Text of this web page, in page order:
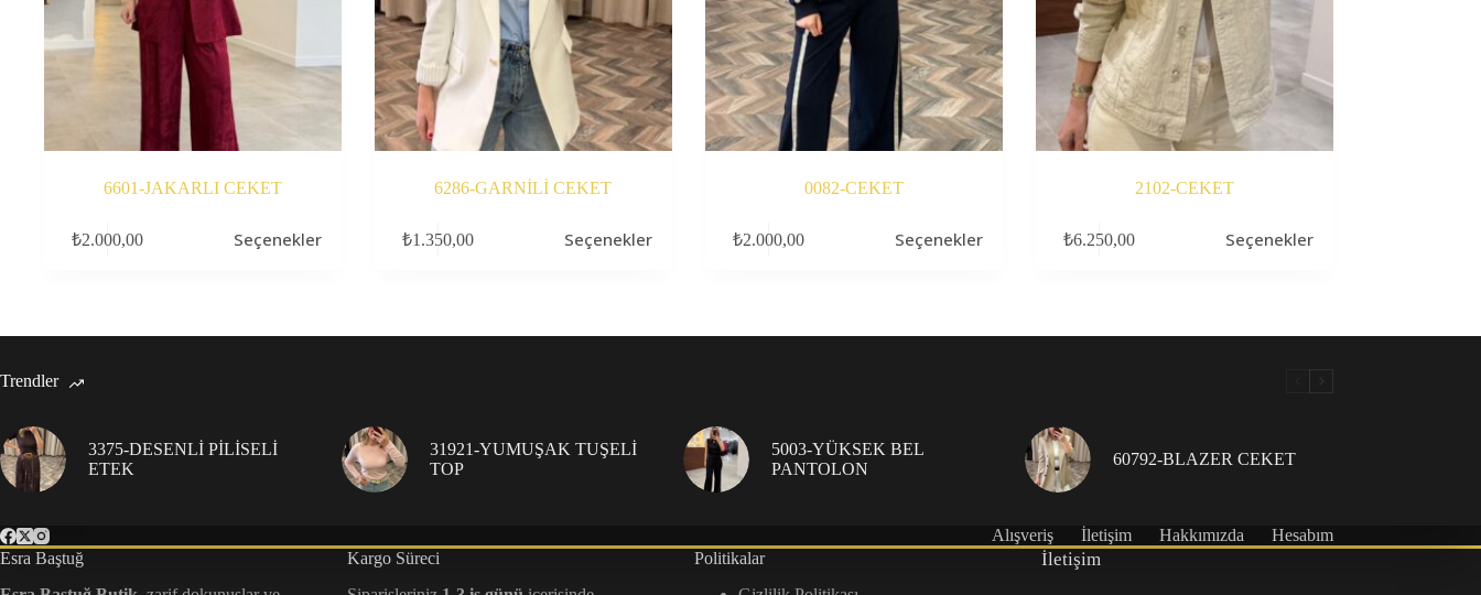
6601-JAKARLI CEKET
₺2.000,00 Seçenekler
ürünün
Seçenekler
sayfasından
6286-GARNİLİ CEKET
₺1.350,00 Seçenekler
ürünün
Seçenekler
0082-CEKET
₺2.000,00 Seçenekler
ürünün
Seçenekler
2102-CEKET
₺6.250,00 Seçenekler
ürünün
Seçenekler
Trendler
3375-DESENLİ PİLİSELİ
ETEK
31921-YUMUŞAK TUŞELİ
TOP
5003-YÜKSEK BEL
PANTOLON
60792-BLAZER CEKET
Alışveriş İletişim Hakkımızda
Hesabım
Esra Baştuğ
Kargo Süreci
Politikalar
İletişim